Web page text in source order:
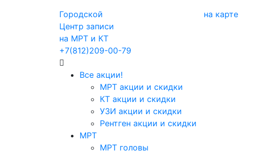
Городской
Центр записи
на МРТ и КТ
+7(812)209-00-79
на карте
Все акции!
МРТ акции и скидки
КТ акции и скидки
УЗИ акции и скидки
Рентген акции и скидки
МРТ
МРТ головы